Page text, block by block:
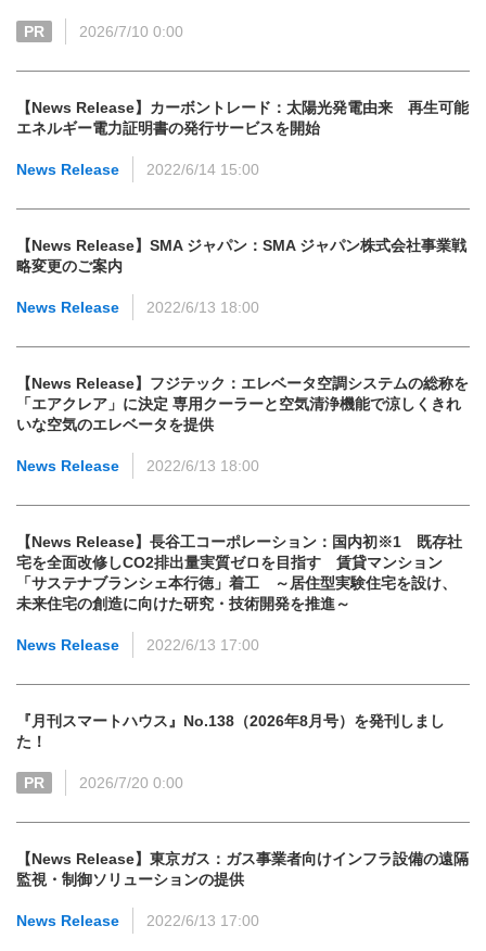
PR 2026/7/10 0:00
【News Release】カーボントレード：太陽光発電由来 再生可能
エネルギー電力証明書の発行サービスを開始
News Release 2022/6/14 15:00
【News Release】SMA ジャパン：SMA ジャパン株式会社事業戦
略変更のご案内
News Release 2022/6/13 18:00
【News Release】フジテック：エレベータ空調システムの総称を
「エアクレア」に決定 専用クーラーと空気清浄機能で涼しくきれ
いな空気のエレベータを提供
News Release 2022/6/13 18:00
【News Release】長谷工コーポレーション：国内初※1 既存社
宅を全面改修しCO2排出量実質ゼロを目指す 賃貸マンション
「サステナブランシェ本行徳」着工 ～居住型実験住宅を設け、
未来住宅の創造に向けた研究・技術開発を推進～
News Release 2022/6/13 17:00
『月刊スマートハウス』No.138（2026年8月号）を発刊しまし
た！
PR 2026/7/20 0:00
【News Release】東京ガス：ガス事業者向けインフラ設備の遠隔
監視・制御ソリューションの提供
News Release 2022/6/13 17:00